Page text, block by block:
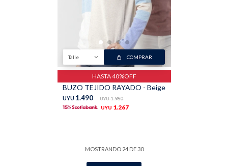
Talle COMPRAR
HASTA 40%OFF
BUZO TEJIDO RAYADO - Beige
UYU 1.490 UYU 1.980
UYU 1.267
MOSTRANDO 24DE30